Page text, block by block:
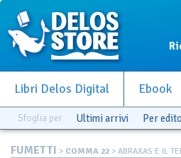
Libri Delos Digital Ebook
Sfoglia per Ultimi arrivi Per
FUMETTI > COMMA 22 > ABRAXAS E IL